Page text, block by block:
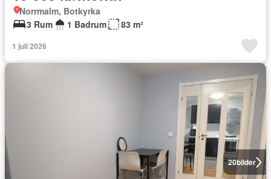
Norrmalm, Botkyrka
3 Rum
1 Badrum 83 m²
1 juli 2026
20bilder